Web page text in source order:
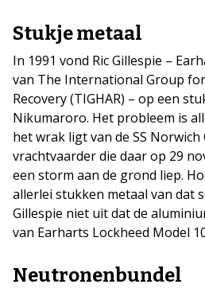
Stukje metaal
In 1991 vond Ric Gillespie –
van The International Group
Recovery (TIGHAR) – op een
Nikumaroro. Het probleem is
het wrak ligt van de SS Norwich
vrachtvaarder die daar op 29
een storm aan de grond liep.
allerlei stukken metaal van dat
Gillespie niet uit dat de
van Earharts Lockheed Model
Neutronenbundel